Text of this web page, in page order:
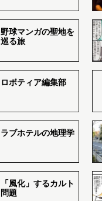
野球マンガの聖地を
巡る旅
ロボティア編集部
ラブホテルの地理学
「風化」するカルト
問題